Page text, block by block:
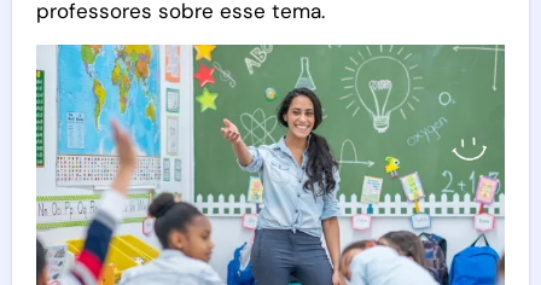
professores sobre esse tema.